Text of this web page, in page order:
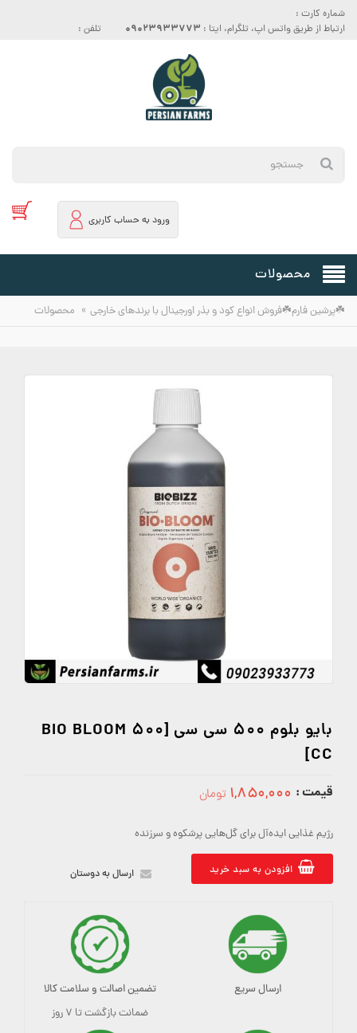
شماره کارت :
ارتباط از طریق واتس اپ، تلگرام، ایتا : 09023933773 تلفن :
ورود به حساب کاربری
محصولات
☘️پرشین فارم☘️فروش انواع کود و بذر اورجینال با برندهای خارجی » محصولات
بایو بلوم 500 سی سی [BIO BLOOM 500
CC]
قیمت : ۱,۸۵۰,۰۰۰ تومان
رژیم غذایی ایده‌آل برای گل‌هایی پرشکوه و سرزنده
افزودن به سبد خرید ارسال به دوستان
ارسال سریع تضمین اصالت و سلامت کالا
ضمانت بازگشت تا ۷ روز